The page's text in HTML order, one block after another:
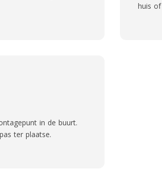
huis
in de buurt.
ter plaatse.